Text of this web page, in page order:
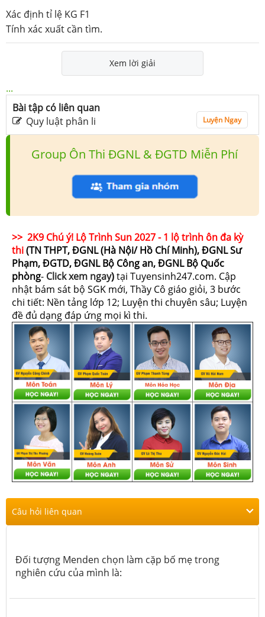
Xác định tỉ lệ KG F1
Tính xác xuất cần tìm.
Xem lời giải
...
Bài tập có liên quan
Quy luật phân li
Luyện Ngay
Group Ôn Thi ĐGNL & ĐGTD Miễn Phí
>> 2K9 Chú ý! Lộ Trình Sun 2027 - 1 lộ trình ôn đa kỳ
thi(TN THPT, ĐGNL (Hà Nội/ Hồ Chí Minh), ĐGNL Sư
Phạm, ĐGTD, ĐGNL Bộ Công an, ĐGNL Bộ Quốc
phòng- Click xem ngay)tại Tuyensinh247.com. Cập
nhật bám sát bộ SGK mới, Thầy Cô giáo giỏi, 3 bước
chi tiết: Nền tảng lớp 12; Luyện thi chuyên sâu; Luyện
đề đủ dạng đáp ứng mọi kì thi.
Câu hỏi liên quan
Đối tượng Menden chọn làm cặp bố mẹ trong
nghiên cứu của mình là: